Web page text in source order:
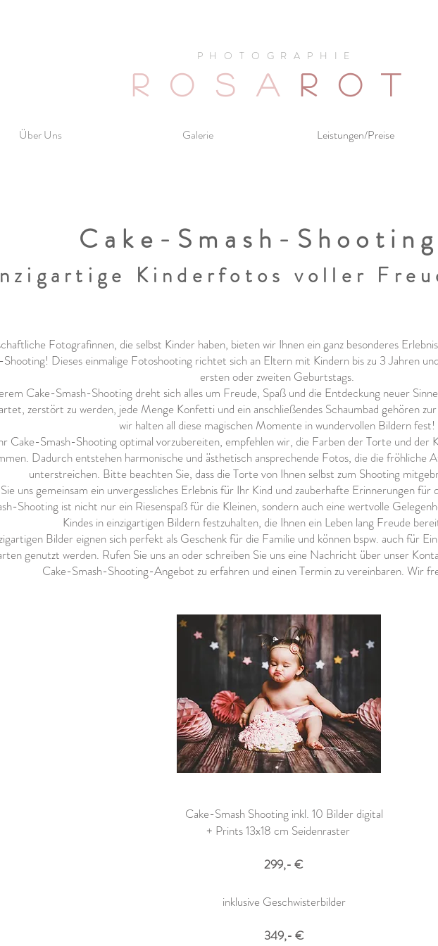
PHOTOGRAPHIE
ROSA ROT
Über Uns Galerie Leistungen/Preise
Cake-Smash-
Kinderfotos voller
Fotografinnen, die selbst Kinder haben, bieten wir Ihnen ein ganz besonderes
Shooting! Dieses einmalige Fotoshooting richtet sich an Eltern mit Kindern bis zu 3 Jahren
ersten oder zweiten Geburtstags.
Cake-Smash-Shooting dreht sich alles um Freude, Spaß und die Entdeckung neuer
zerstört zu werden, jede Menge Konfetti und ein anschließendes Schaumbad gehören
wir halten all diese magischen Momente in wundervollen Bildern fest!
Cake-Smash-Shooting optimal vorzubereiten, empfehlen wir, die Farben der Torte und der
Dadurch entstehen harmonische und ästhetisch ansprechende Fotos, die die fröhliche
unterstreichen. Bitte beachten Sie, dass die Torte von Ihnen selbst zum Shooting
Sie uns gemeinsam ein unvergessliches Erlebnis für Ihr Kind und zauberhafte Erinnerungen für
Shooting ist nicht nur ein Riesenspaß für die Kleinen, sondern auch eine wertvolle
Kindes in einzigartigen Bildern festzuhalten, die Ihnen ein Leben lang Freude
Bilder eignen sich perfekt als Geschenk für die Familie und können bspw. auch für
genutzt werden. Rufen Sie uns an oder schreiben Sie uns eine Nachricht über unser
Cake-Smash-Shooting-Angebot zu erfahren und einen Termin zu vereinbaren. Wir
Cake-Smash Shooting inkl. 10 Bilder digital
+ Prints 13x18 cm Seidenraster
299,- €
inklusive Geschwisterbilder
349,- €